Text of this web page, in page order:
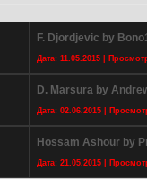
F. Djordjevic by
Дата: 11.05.2015 |
D. Marsura by
Дата: 02.06.2015 |
Hossam Ashour by
Дата: 21.05.2015 |